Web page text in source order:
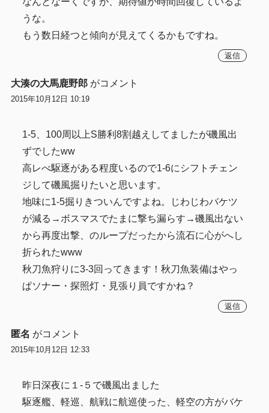
うな。
もう数日経つと傾向が見えてくるかもですね。
返信
大湊の大馬鹿野郎 がコメント
2015年10月12日 10:19
1-5、100周以上S勝利8割越えしてましたが磯風出
ずでしたww
高レべ駆逐がある程度いるので1-6にシフトチェン
ジして磯風掘りたいと思います。
地味に1-5掘りきついんですよね。じわじわバケツ
が減る→ボスマスでたまに撃ち漏らす→磯風出ない
から再度出撃、のループだったから流石に心がへし
折られたwww
秋刀魚狩りに3-3回ってきます！秋刀魚装備はやっ
ぱソナー・探照灯・見張り員ですかね？
返信
匿名 がコメント
2015年10月12日 12:33
昨日深夜に１-５で磯風出ました
駆逐艦、軽巡、航戦に航巡使った、軽空の方がバケ